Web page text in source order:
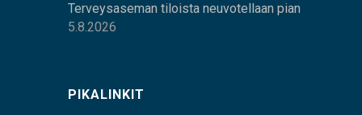
Terveysaseman tiloista neuvotellaan pian
5.8.2026
PIKALINKIT